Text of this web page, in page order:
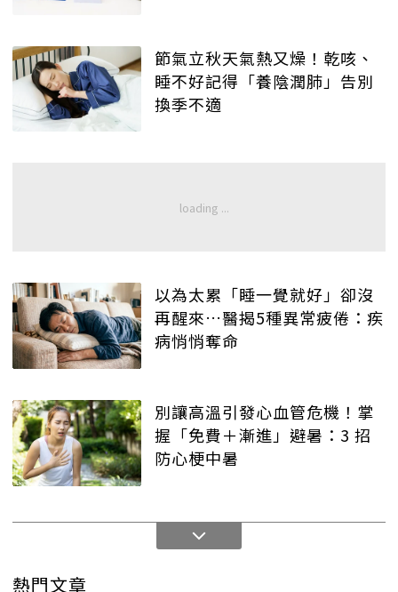
節氣立秋天氣熱又燥！乾咳、
睡不好記得「養陰潤肺」告別
換季不適
以為太累「睡一覺就好」卻沒
再醒來…醫揭5種異常疲倦：疾
病悄悄奪命
別讓高溫引發心血管危機！掌
握「免費＋漸進」避暑：3 招
防心梗中暑
熱門文章